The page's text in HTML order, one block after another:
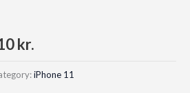
kr.
price
iPhone 11